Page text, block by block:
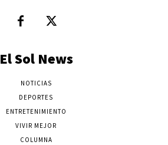
El Sol News
NOTICIAS
DEPORTES
ENTRETENIMIENTO
VIVIR MEJOR
COLUMNA